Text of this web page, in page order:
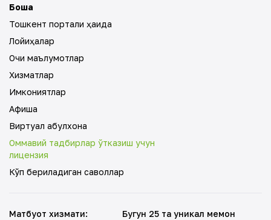
Бошқа
Тошкент портали ҳақида
Лойиҳалар
Очиқ маълумотлар
Хизматлар
Имкониятлар
Афиша
Виртуал қабулхона
Оммавий тадбирлар ўтказиш учун
лицензия
Кўп бериладиган саволлар
Матбуот хизмати: Бугун 25 та уникал меҳмон